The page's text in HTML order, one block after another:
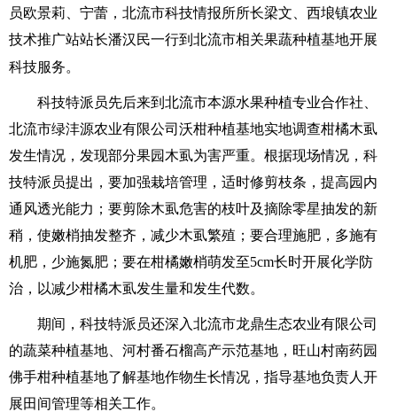
员欧景莉、宁蕾，北流市科技情报所所长梁文、西埌镇农业
技术推广站站长潘汉民一行到北流市相关果蔬种植基地开展
科技服务。
科技特派员先后来到北流市本源水果种植专业合作社、
北流市绿沣源农业有限公司沃柑种植基地实地调查柑橘木虱
发生情况，发现部分果园木虱为害严重。根据现场情况，科
技特派员提出，要加强栽培管理，适时修剪枝条，提高园内
通风透光能力；要剪除木虱危害的枝叶及摘除零星抽发的新
稍，使嫩梢抽发整齐，减少木虱繁殖；要合理施肥，多施有
机肥，少施氮肥；要在柑橘嫩梢萌发至5cm长时开展化学防
治，以减少柑橘木虱发生量和发生代数。
期间，科技特派员还深入北流市龙鼎生态农业有限公司
的蔬菜种植基地、河村番石榴高产示范基地，旺山村南药园
佛手柑种植基地了解基地作物生长情况，指导基地负责人开
展田间管理等相关工作。